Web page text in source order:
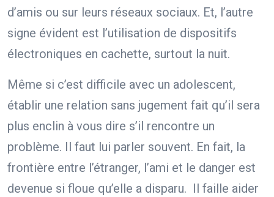
d’amis ou sur leurs réseaux sociaux. Et, l’autre
signe évident est l’utilisation de dispositifs
électroniques en cachette, surtout la nuit.
Même si c’est difficile avec un adolescent,
établir une relation sans jugement fait qu’il sera
plus enclin à vous dire s’il rencontre un
problème. Il faut lui parler souvent. En fait, la
frontière entre l’étranger, l’ami et le danger est
devenue si floue qu’elle a disparu. Il faille aider